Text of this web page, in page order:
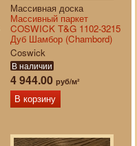
Массивная доска
Массивный паркет
COSWICK T&G 1102-3215
Дуб Шамбор (Chambord)
Coswick
В наличии
4 944.00 руб/м²
В корзину